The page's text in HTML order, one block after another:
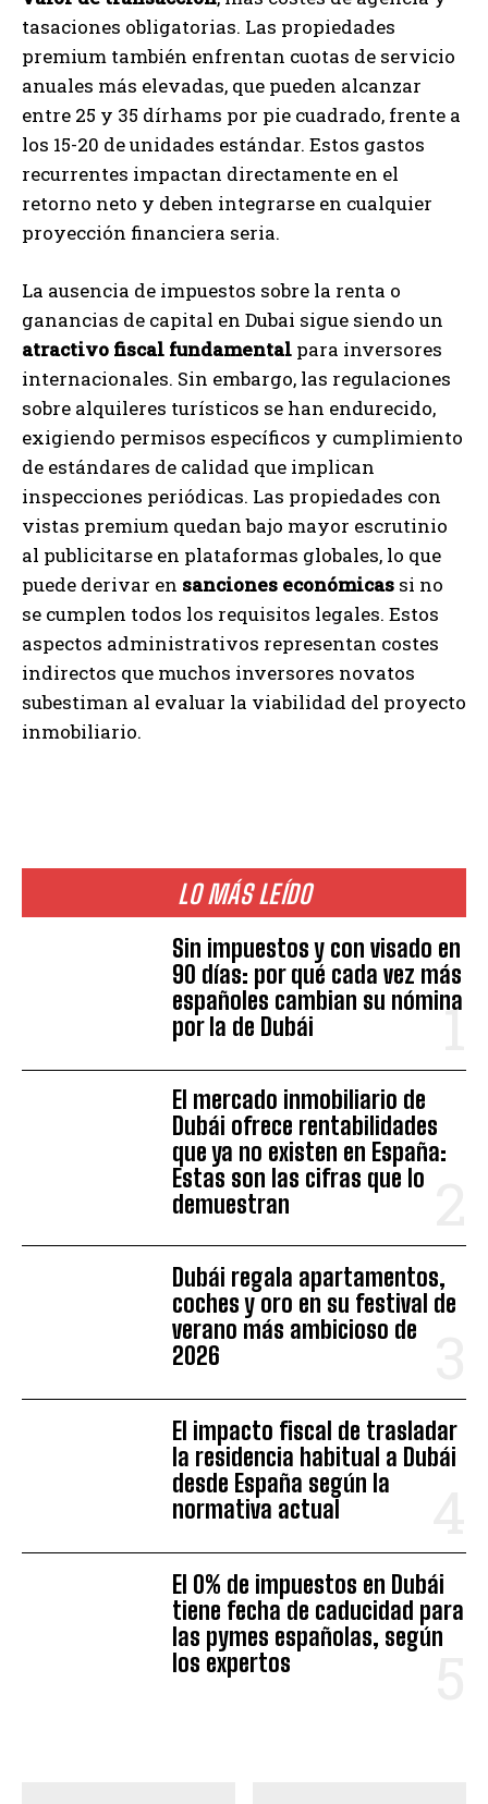
LO MÁS LEÍDO
Sin impuestos y con visado en
90 días: por qué cada vez más
españoles cambian su nómina
por la de Dubái
El mercado inmobiliario de
Dubái ofrece rentabilidades
que ya no existen en España:
Estas son las cifras que lo
demuestran
Dubái regala apartamentos,
coches y oro en su festival de
verano más ambicioso de
2026
El impacto fiscal de trasladar
la residencia habitual a Dubái
desde España según la
normativa actual
El 0% de impuestos en Dubái
tiene fecha de caducidad para
las pymes españolas, según
los expertos
tasaciones obligatorias. Las propiedades
premium también enfrentan cuotas de servicio
anuales más elevadas, que pueden alcanzar
entre 25 y 35 dírhams por pie cuadrado, frente a
los 15-20 de unidades estándar. Estos gastos
recurrentes impactan directamente en el
retorno neto y deben integrarse en cualquier
proyección financiera seria.
La ausencia de impuestos sobre la renta o
ganancias de capital en Dubai sigue siendo un
atractivo fiscal fundamental para inversores
internacionales. Sin embargo, las regulaciones
sobre alquileres turísticos se han endurecido,
exigiendo permisos específicos y cumplimiento
de estándares de calidad que implican
inspecciones periódicas. Las propiedades con
vistas premium quedan bajo mayor escrutinio
al publicitarse en plataformas globales, lo que
puede derivar en sanciones económicas si no
se cumplen todos los requisitos legales. Estos
aspectos administrativos representan costes
indirectos que muchos inversores novatos
subestiman al evaluar la viabilidad del proyecto
inmobiliario.